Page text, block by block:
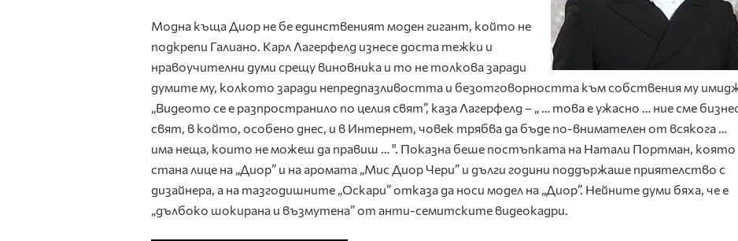
Модна къща Диор не бе единственият моден гигант, който не
подкрепи Галиано. Карл Лагерфелд изнесе доста тежки и
нравоучителни думи срещу виновника и то не толкова заради
думите му, колкото заради непредпазливостта и безотговорността към собствения му
„Видеото се е разпространило по целия свят”, каза Лагерфелд – „ … това е ужасно … ние сме
свят, в който, особено днес, и в Интернет, човек трябва да бъде по-внимателен от всякога …
има неща, които не можеш да правиш … ". Показна беше постъпката на Натали Портман, която
стана лице на „Диор” и на аромата „Мис Диор Чери” и дълги години поддържаше приятелство с
дизайнера, а на тазгодишните „Оскари” отказа да носи модел на „Диор”. Нейните думи бяха, че е
„дълбоко шокирана и възмутена” от анти-семитските видеокадри.